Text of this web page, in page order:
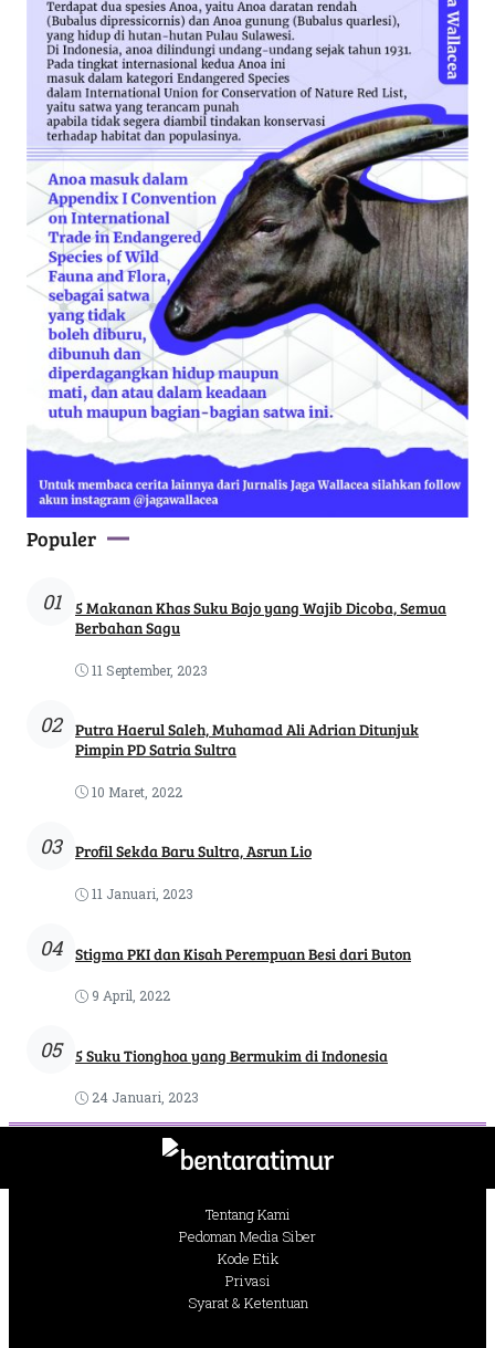
Populer
01
5 Makanan Khas Suku Bajo yang Wajib Dicoba, Semua
Berbahan Sagu
11 September, 2023
02
Putra Haerul Saleh, Muhamad Ali Adrian Ditunjuk
Pimpin PD Satria Sultra
10 Maret, 2022
03 Profil Sekda Baru Sultra, Asrun Lio
11 Januari, 2023
04 Stigma PKI dan Kisah Perempuan Besi dari Buton
9 April, 2022
05 5 Suku Tionghoa yang Bermukim di Indonesia
24 Januari, 2023
Tentang Kami
Pedoman Media Siber
Kode Etik
Privasi
Syarat & Ketentuan